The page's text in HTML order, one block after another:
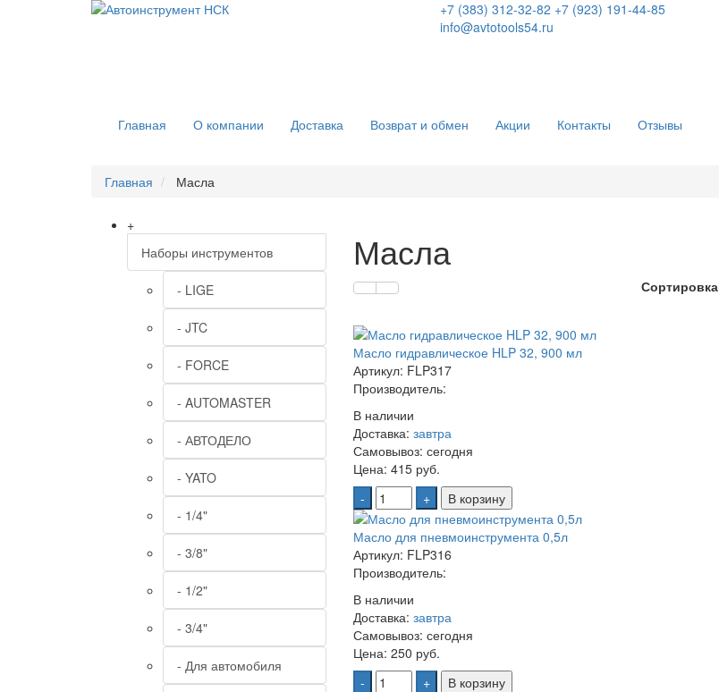
+7 (383) 312-32-82 +7 (923) 191-44-85
info@avtotools54.ru
Главная
О компании Доставка Возврат и обмен Акции Контакты Отзывы
Главная Масла
+
Наборы инструментов
- LIGE
- JTC
- FORCE
- AUTOMASTER
- АВТОДЕЛО
- YATO
- 1/4"
- 3/8"
- 1/2"
- 3/4"
- Для автомобиля
Масла
Сортировка
Масло гидравлическое HLP 32, 900 мл
Артикул: FLP317
Производитель:
В наличии
Доставка: завтра
Самовывоз: сегодня
Цена: 415 руб.
-
+ В корзину
Масло для пневмоинструмента 0,5л
Артикул: FLP316
Производитель:
В наличии
Доставка: завтра
Самовывоз: сегодня
Цена: 250 руб.
-
+ В корзину